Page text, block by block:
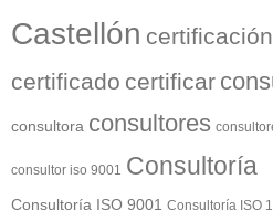
Castellón certificación
certificado certificar
consultora consultores
consultor iso 9001 Consultoría
Consultoría ISO 9001 Consultoría ISO